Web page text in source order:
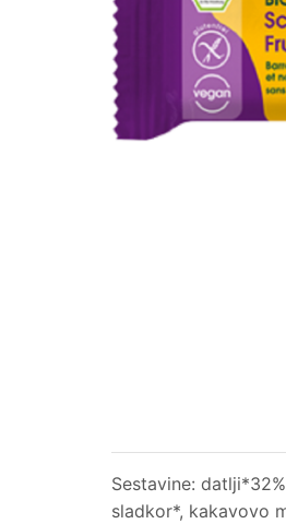
Sestavine:
sladkor*, kakavovo